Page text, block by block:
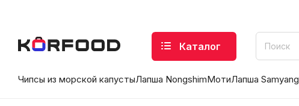
Каталог
Чипсы из морской капустыЛапша NongshimМотиЛапша Samyang